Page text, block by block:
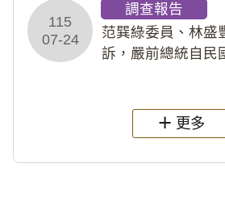
術倫理等情案調查
31)
115
07-24
調查報告
范巽綠委員、林盛
訴，嚴前總統自民
過世後，總統府於
繼續留住
更多